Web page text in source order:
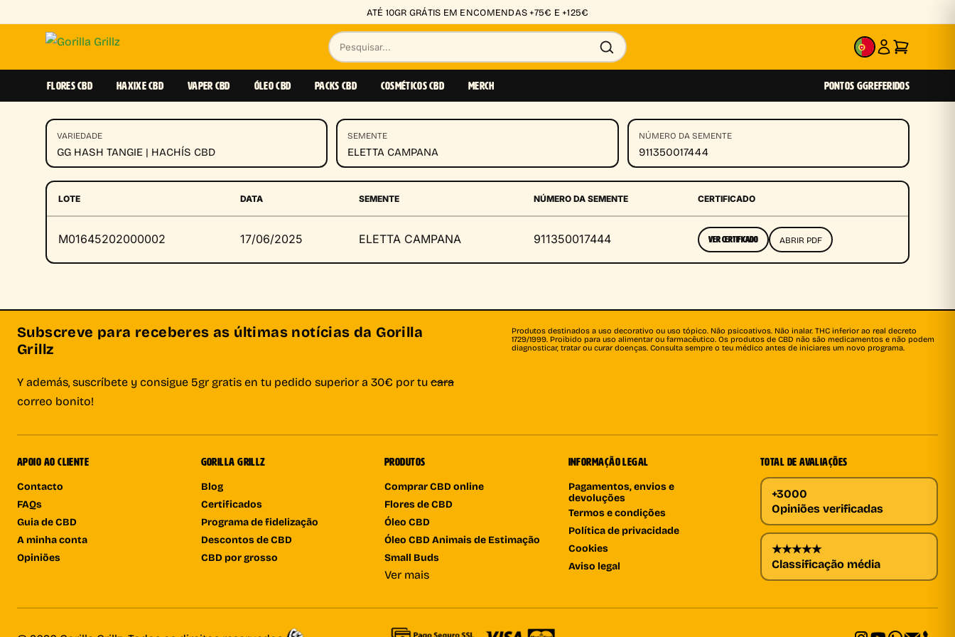
ATÉ 10GR GRÁTIS EM ENCOMENDAS +75€ E +125€
Pesquisar
produtos
PT
FLORES CBD HAXIXE CBD VAPER CBD ÓLEO CBD PACKS CBD COSMÉTICOS CBD MERCH PONTOS GGREFERIDOS
VARIEDADE
GG HASH TANGIE | HACHÍS CBD
SEMENTE
ELETTA CAMPANA
NÚMERO DA SEMENTE
911350017444
LOTE DATA SEMENTE NÚMERO DA SEMENTE CERTIFICADO
M01645202000002 17/06/2025 ELETTA CAMPANA 911350017444 VER CERTIFICADO ABRIR PDF
Subscreve para receberes as últimas notícias da Gorilla
Grillz
Y además, suscríbete y consigue 5gr gratis en tu pedido superior a 30€ por tucara
correo bonito!
Produtos destinados a uso decorativo ou uso tópico. Não psicoativos. Não inalar. THC inferior ao real decreto
1729/1999. Proibido para uso alimentar ou farmacêutico. Os produtos de CBD não são medicamentos e não podem
diagnosticar, tratar ou curar doenças. Consulta sempre o teu médico antes de iniciares um novo programa.
APOIO AO CLIENTE
Contacto
FAQs
Guia de CBD
A minha conta
Opiniões
GORILLA GRILLZ
Blog
Certificados
Programa de fidelização
Descontos de CBD
CBD por grosso
PRODUTOS
Comprar CBD online
Flores de CBD
Óleo CBD
Óleo CBD Animais de Estimação
Small Buds
Ver mais
INFORMAÇÃO LEGAL
Pagamentos, envios e
devoluções
Termos e condições
Política de privacidade
Cookies
Aviso legal
TOTAL DE AVALIAÇÕES
+3000
Opiniões verificadas
★★★★★
Classificação média